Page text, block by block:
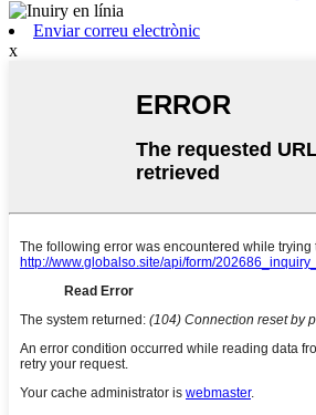
Enviar correu electrònic
x